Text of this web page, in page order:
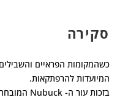
סקירה
כשהמקומות הפראיים
המיועדות להרפתקאות.